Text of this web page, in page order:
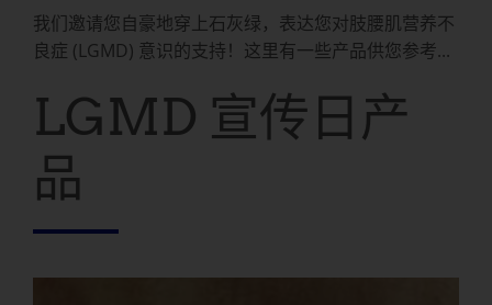
我们邀请您自豪地穿上石灰绿，表达您对肢腰肌营养不
良症 (LGMD) 意识的支持！这里有一些产品供您参考...
LGMD 宣传日产
品